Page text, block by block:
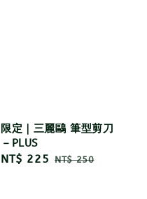
限定｜三麗鷗 筆型剪刀
－PLUS
Sale
NT$ 225 Regular
NT$ 250